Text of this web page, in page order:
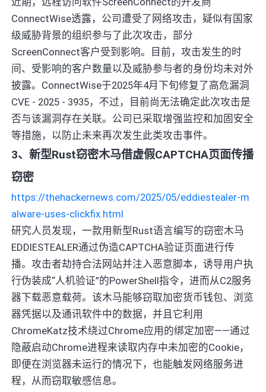
ConnectWise透露，公司遭受了网络攻击，疑似有国家
级威胁背景的组织参与了此次攻击，部分
ScreenConnect客户受到影响。目前，攻击发生的时
间、受影响的客户数量以及威胁参与者的身份均未对外
披露。ConnectWise于2025年4月下旬修复了高危漏洞
CVE - 2025 - 3935，不过，目前尚无法确定此次攻击是
否与该漏洞存在关联。公司已采取增强监控和加固安全
等措施，以防止未来再次发生此类攻击事件。
3、新型Rust窃密木马借虚假CAPTCHA页面传播
窃密
https://thehackernews.com/2025/05/eddiestealer-m
alware-uses-clickfix.html
研究人员发现，一款用新型Rust语言编写的窃密木马
EDDIESTEALER通过伪造CAPTCHA验证页面进行传
播。攻击者劫持合法网站并注入恶意脚本，诱导用户执
行伪装成“人机验证”的PowerShell指令，进而从C2服务
器下载恶意载荷。该木马能够窃取加密货币钱包、浏览
器凭据以及通讯软件中的数据，并且它利用
ChromeKatz技术绕过Chrome应用的绑定加密——通过
隐蔽启动Chrome进程来读取内存中未加密的Cookie，
即便在浏览器未运行的情况下，也能触发网络服务进
程，从而窃取敏感信息。